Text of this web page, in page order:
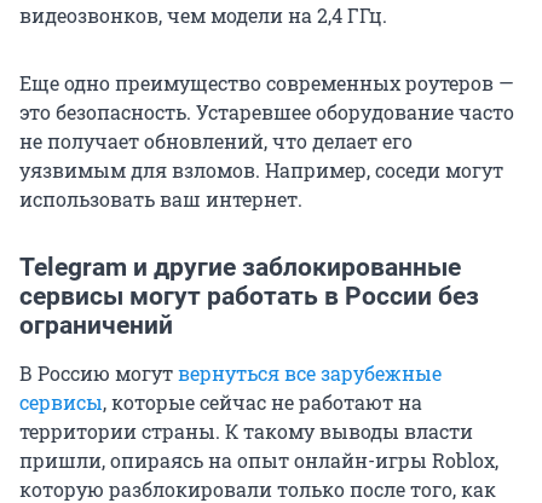
видеозвонков, чем модели на 2,4 ГГц.
Еще одно преимущество современных роутеров —
это безопасность. Устаревшее оборудование часто
не получает обновлений, что делает его
уязвимым для взломов. Например, соседи могут
использовать ваш интернет.
Telegram и другие заблокированные
сервисы могут работать в России без
ограничений
В Россию могутвернуться все зарубежные
сервисы, которые сейчас не работают на
территории страны. К такому выводы власти
пришли, опираясь на опыт онлайн-игры Roblox,
которую разблокировали только после того, как